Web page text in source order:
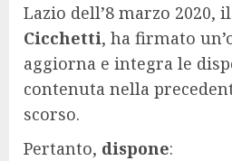
Lazio dell’8 marzo 2020,
Cicchetti, ha firmato
aggiorna e integra le
contenuta nella
scorso.
Pertanto, dispone: